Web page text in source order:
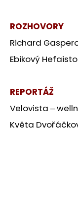
ROZHOVORY
Richard
Ebikový
REPORTÁŽ
Velovista ‒
Květa